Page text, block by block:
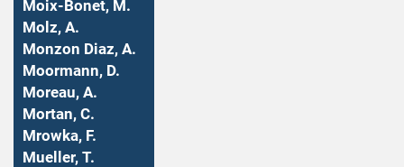
Moix-Bonet, M.
Molz, A.
Monzon Diaz, A.
Moormann, D.
Moreau, A.
Mortan, C.
Mrowka, F.
Mueller, T.